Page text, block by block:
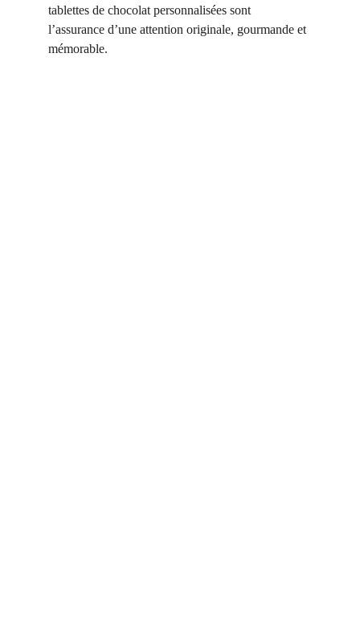
tablettes de chocolat personnalisées sont
l’assurance d’une attention originale, gourmande et
mémorable.